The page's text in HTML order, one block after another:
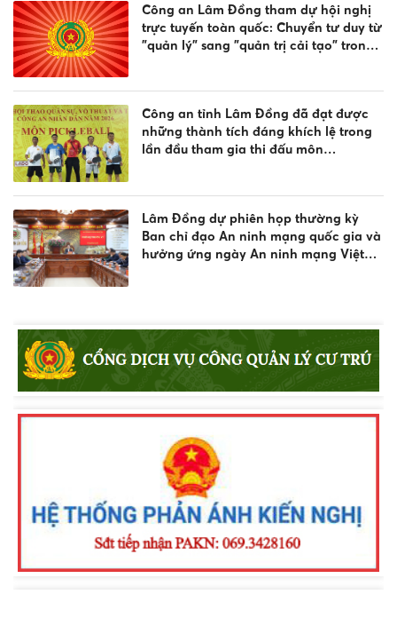
Công an Lâm Đồng tham dự hội nghị
trực tuyến toàn quốc: Chuyển tư duy từ
"quản lý" sang "quản trị cải tạo" trong
Công an tỉnh Lâm Đồng đã đạt được
những thành tích đáng khích lệ trong
lần đầu tham gia thi đấu môn
Lâm Đồng dự phiên họp thường kỳ
Ban chỉ đạo An ninh mạng quốc gia và
hưởng ứng ngày An ninh mạng Việt
bắn súng đêm phối hợp tại Vòng
toàn đoàn tại Vòng chung kết Hội thao
quân sự, võ thuật và thể thao CAND
năm 2026